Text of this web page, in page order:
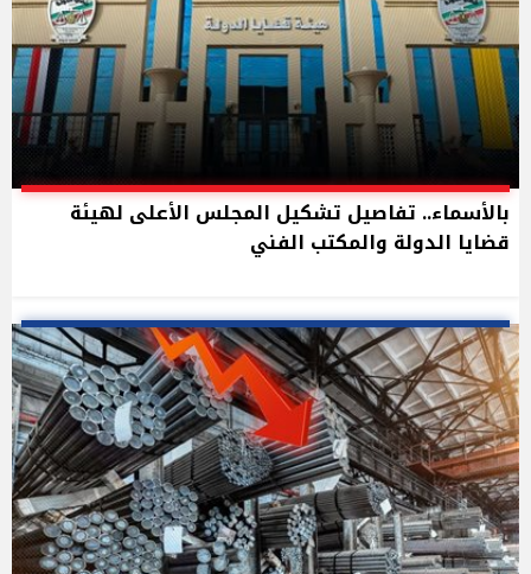
بالأسماء.. تفاصيل تشكيل المجلس الأعلى لهيئة
قضايا الدولة والمكتب الفني